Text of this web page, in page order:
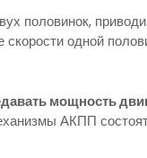
половинок,
скорости одной
мощность
АКПП